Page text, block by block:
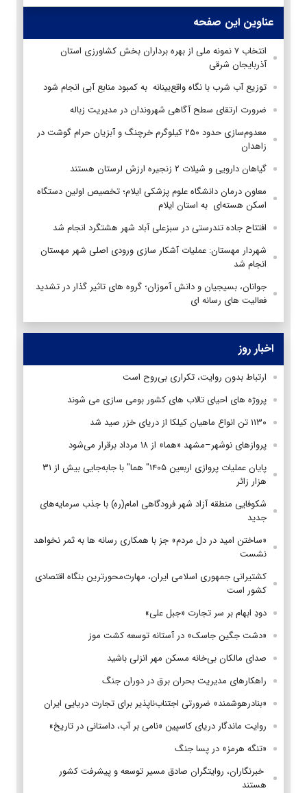
عناوین این صفحه
انتخاب ۷ نمونه ملی از بهره برداران بخش کشاورزی استان
آذربایجان شرقی
توزیع آب شرب با نگاه واقع‌بینانه به کمبود منابع آبی انجام شود
ضرورت ارتقای سطح آگاهی شهروندان در مدیریت زباله
معدوم‌سازی حدود ۲۵۰ کیلوگرم خرچنگ و آبزیان حرام گوشت در
زاهدان
گیاهان دارویی و شیلات ۲ زنجیره ارزش لرستان هستند
معاون درمان دانشگاه علوم پزشکی ایلام؛ تخصیص اولین دستگاه
اسکن هسته‌ای به استان ایلام
افتتاح جاده تندرستی در سبزعلی آباد شهر هشتگرد انجام شد
شهردار مهستان: عملیات آشکار سازی ورودی اصلی شهر مهستان
انجام شد
جوانان، بسیجیان و دانش آموزان؛ گروه های تاثیر گذار در تشدید
فعالیت های رسانه ای
اخبار روز
ارتباط بدون روایت، تکراری بی‌روح است
پروژه های احیای تالاب های کشور بومی سازی می شوند
۱۱۳۰ تن انواع ماهیان کیلکا از دریای خزر صید شد
پروازهای نوشهر–مشهد «هما» از ۱۸ مرداد برقرار می‌شود
پایان عملیات پروازی اربعین ۱۴۰۵" هما" با جابه‌جایی بیش از ۳۱
هزار زائر
شکوفایی منطقه آزاد شهر فرودگاهی امام(ره) با جذب سرمایه‌های
جدید
«ساختن امید در دل مردم» جز با همکاری رسانه ها به ثمر نخواهد
نشست
کشتیرانی جمهوری اسلامی ایران، مهارت‌محورترین بنگاه اقتصادی
کشور است
دودِ ابهام بر سر تجارت «جبل علی»
«دشت جگین جاسک» در آستانه توسعه کشت موز
صدای مالکان بی‌خانه مسکن مهر انزلی باشید
راهکارهای مدیریت بحران برق در دوران جنگ
«بنادرهوشمند» ضرورتی اجتناب‌ناپذیر برای تجارت دریایی ایران
روایت ماندگار دریای کاسپین «نامی بر آب، داستانی در تاریخ»
«تنگه هرمز» در پسا جنگ
‌ خبرنگاران، روایتگران صادق مسیر توسعه و پیشرفت کشور
هستند